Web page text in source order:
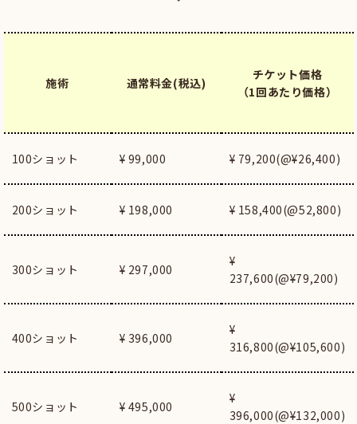
施術 通常料金(税込)
チケット価格
（1回あたり価格）
100ショット ¥ 99,000 ¥ 79,200(@¥26,400)
200ショット ¥ 198,000 ¥ 158,400(@52,800)
300ショット ¥ 297,000
¥
237,600(@¥79,200)
400ショット ¥ 396,000
¥
316,800(@¥105,600)
500ショット ¥ 495,000
¥
396,000(@¥132,000)